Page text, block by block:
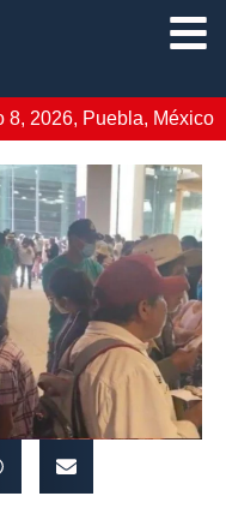
8, 2026, Puebla, México